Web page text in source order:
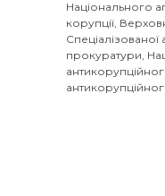
Національного
корупції,
Спеціалізованої
прокуратури,
представниками